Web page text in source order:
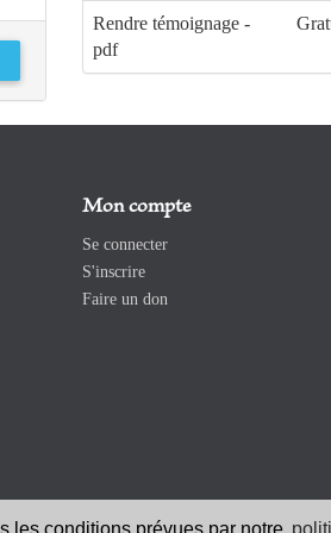
99
Rembrandt et la figure
113
Les procès de
Rendre témoignage -
pdf
Mon compte
Se connecter
S'inscrire
Faire un don